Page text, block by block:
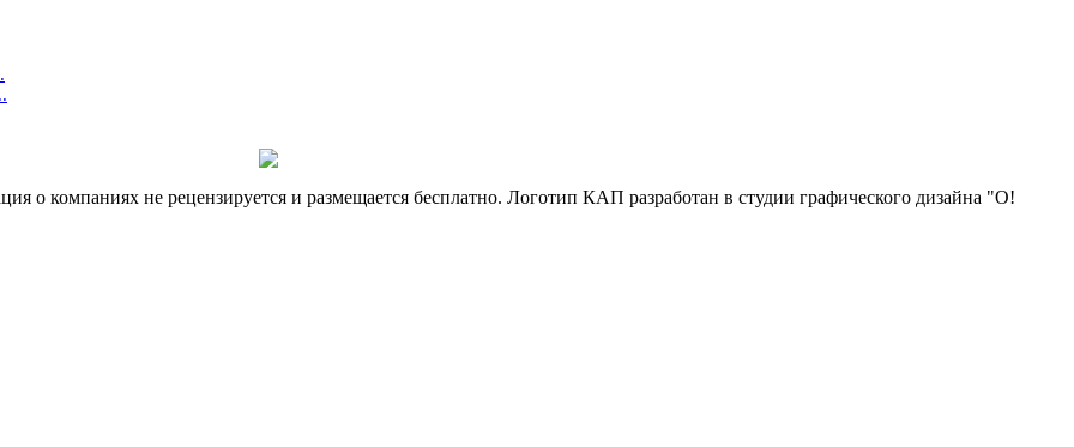
компаниях не рецензируется и размещается бесплатно. Логотип КАП разработан в студии графического дизайна "О!